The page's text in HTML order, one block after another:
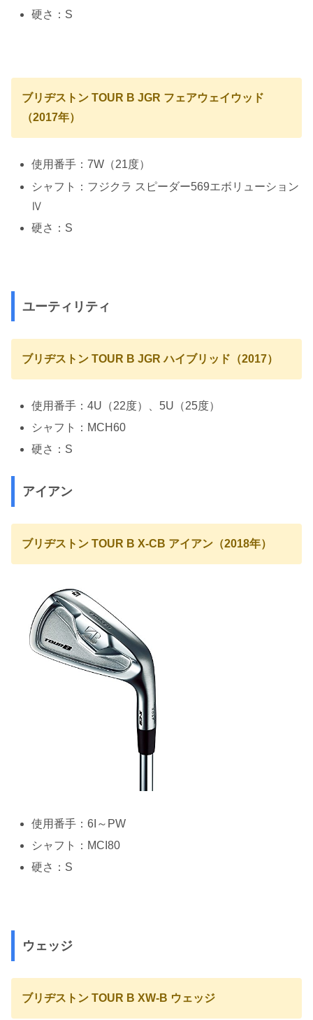
硬さ：S
ブリヂストン TOUR B JGR フェアウェイウッド
（2017年）
使用番手：7W（21度）
シャフト：フジクラ スピーダー569エボリューション
Ⅳ
硬さ：S
ユーティリティ
ブリヂストン TOUR B JGR ハイブリッド（2017）
使用番手：4U（22度）、5U（25度）
シャフト：MCH60
硬さ：S
アイアン
ブリヂストン TOUR B X-CB アイアン（2018年）
使用番手：6I～PW
シャフト：MCI80
硬さ：S
ウェッジ
ブリヂストン TOUR B XW-B ウェッジ